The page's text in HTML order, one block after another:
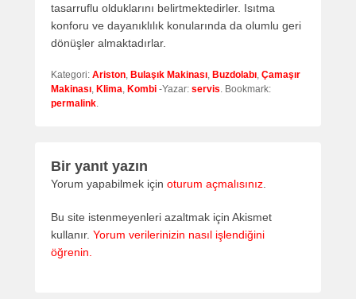
tasarruflu olduklarını belirtmektedirler. Isıtma
konforu ve dayanıklılık konularında da olumlu geri
dönüşler almaktadırlar.
Kategori: Ariston Bulaşık Makinası Buzdolabı Çamaşır
Makinası Klima Kombi -Yazar: servis . Bookmark:
permalink
Bir yanıt yazın
Yorum yapabilmek için oturum açmalısınız
Bu site istenmeyenleri azaltmak için Akismet
kullanır. Yorum verilerinizin nasıl işlendiğini
öğrenin.